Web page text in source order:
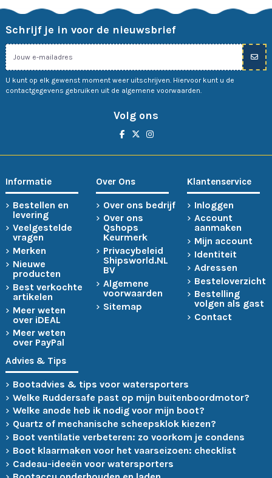
Schrijf je in voor de nieuwsbrief
U kunt op elk gewenst moment weer uitschrijven. Hiervoor kunt u de
contactgegevens gebruiken uit de algemene voorwaarden.
Volg ons
Informatie
Bestellen en
levering
Veelgestelde
vragen
Merken
Nieuwe
producten
Best verkochte
artikelen
Meer weten
over iDEAL
Meer weten
over PayPal
Over Ons
Over ons bedrijf
Over ons
Qshops
Keurmerk
Privacybeleid
Shipsworld.NL
BV
Algemene
voorwaarden
Sitemap
Klantenservice
Inloggen
Account
aanmaken
Mijn account
Identiteit
Adressen
Besteloverzicht
Bestelling
volgen als gast
Contact
Advies & Tips
Bootadvies & tips voor watersporters
Welke Ruddersafe past op mijn buitenboordmotor?
Welke anode heb ik nodig voor mijn boot?
Quartz of mechanische scheepsklok kiezen?
Boot ventilatie verbeteren: zo voorkom je condens
Boot klaarmaken voor het vaarseizoen: checklist
Cadeau-ideeën voor watersporters